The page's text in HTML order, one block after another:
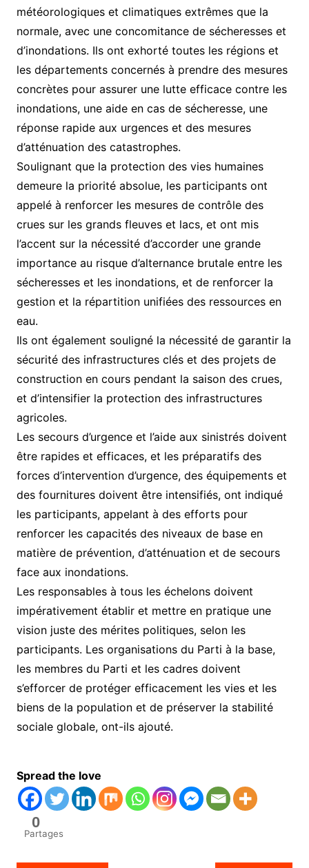
météorologiques et climatiques extrêmes que la
normale, avec une concomitance de sécheresses et
d’inondations. Ils ont exhorté toutes les régions et
les départements concernés à prendre des mesures
concrètes pour assurer une lutte efficace contre les
inondations, une aide en cas de sécheresse, une
réponse rapide aux urgences et des mesures
d’atténuation des catastrophes.
Soulignant que la protection des vies humaines
demeure la priorité absolue, les participants ont
appelé à renforcer les mesures de contrôle des
crues sur les grands fleuves et lacs, et ont mis
l’accent sur la nécessité d’accorder une grande
importance au risque d’alternance brutale entre les
sécheresses et les inondations, et de renforcer la
gestion et la répartition unifiées des ressources en
eau.
Ils ont également souligné la nécessité de garantir la
sécurité des infrastructures clés et des projets de
construction en cours pendant la saison des crues,
et d’intensifier la protection des infrastructures
agricoles.
Les secours d’urgence et l’aide aux sinistrés doivent
être rapides et efficaces, et les préparatifs des
forces d’intervention d’urgence, des équipements et
des fournitures doivent être intensifiés, ont indiqué
les participants, appelant à des efforts pour
renforcer les capacités des niveaux de base en
matière de prévention, d’atténuation et de secours
face aux inondations.
Les responsables à tous les échelons doivent
impérativement établir et mettre en pratique une
vision juste des mérites politiques, selon les
participants. Les organisations du Parti à la base,
les membres du Parti et les cadres doivent
s’efforcer de protéger efficacement les vies et les
biens de la population et de préserver la stabilité
sociale globale, ont-ils ajouté.
Spread the love
0
Partages